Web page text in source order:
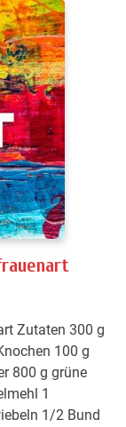
Zutaten 300 g
100 g
800 g grüne
1
1/2 Bund